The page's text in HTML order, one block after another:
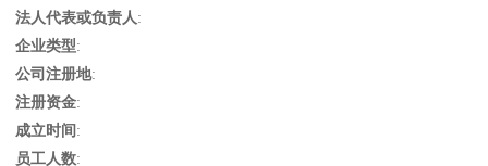
法人代表或负责人:
企业类型:
公司注册地:
注册资金:
成立时间:
员工人数: